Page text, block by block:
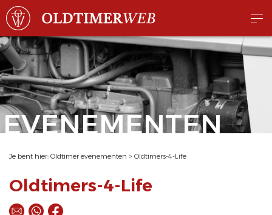
EVENEMENTEN
Je bent hier: Oldtimer evenementen > Oldtimers-4-Life
Oldtimers-4-Life